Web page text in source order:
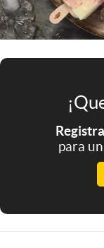
El Cronista Studio
Mediakit
abre en nueva pestaña
para